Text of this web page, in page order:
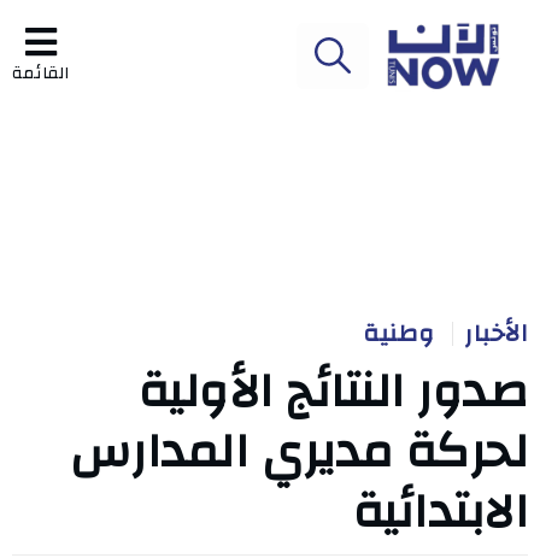
القائمة
الأخبار وطنية
صدور النتائج الأولية
لحركة مديري المدارس
الابتدائية